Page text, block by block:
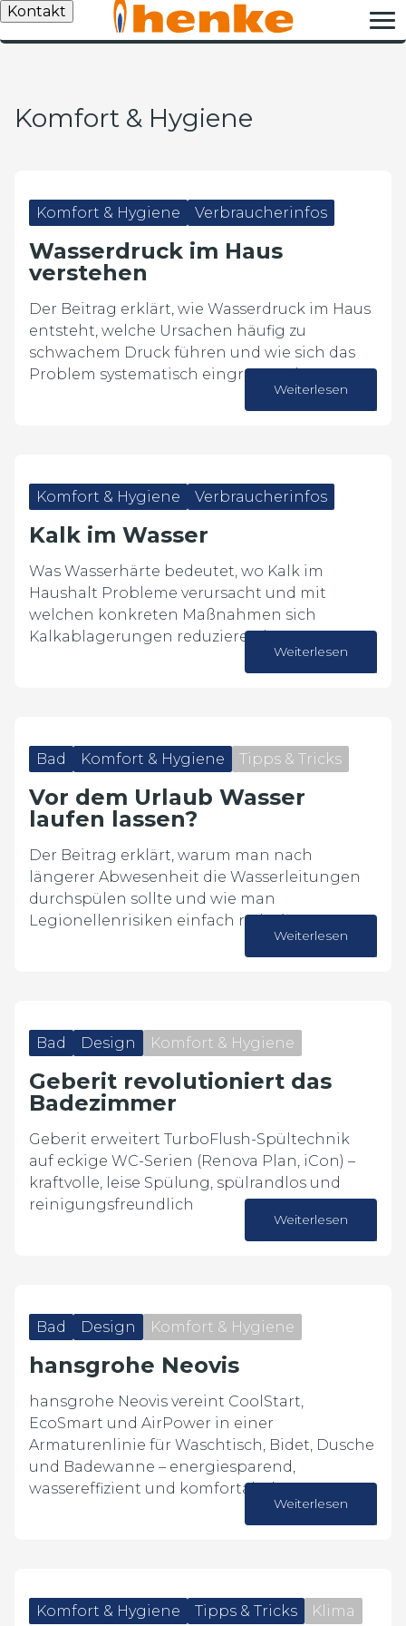
Kontakt
Komfort & Hygiene
Komfort & Hygiene Verbraucherinfos
Wasserdruck im Haus
verstehen
Der Beitrag erklärt, wie Wasserdruck im Haus
entsteht, welche Ursachen häufig zu
schwachem Druck führen und wie sich das
Problem systematisch eingrenzen lässt.
Weiterlesen
Komfort & Hygiene Verbraucherinfos
Kalk im Wasser
Was Wasserhärte bedeutet, wo Kalk im
Haushalt Probleme verursacht und mit
welchen konkreten Maßnahmen sich
Kalkablagerungen reduzieren lassen.
Weiterlesen
Bad Komfort & Hygiene Tipps & Tricks
Vor dem Urlaub Wasser
laufen lassen?
Der Beitrag erklärt, warum man nach
längerer Abwesenheit die Wasserleitungen
durchspülen sollte und wie man
Legionellenrisiken einfach reduziert.
Weiterlesen
Bad Design Komfort & Hygiene
Geberit revolutioniert das
Badezimmer
Geberit erweitert TurboFlush-Spültechnik
auf eckige WC-Serien (Renova Plan, iCon) –
kraftvolle, leise Spülung, spülrandlos und
reinigungsfreundlich
Weiterlesen
Bad Design Komfort & Hygiene
hansgrohe Neovis
hansgrohe Neovis vereint CoolStart,
EcoSmart und AirPower in einer
Armaturenlinie für Waschtisch, Bidet, Dusche
und Badewanne – energiesparend,
wassereffizient und komfortabel.
Weiterlesen
Komfort & Hygiene Tipps & Tricks Klima